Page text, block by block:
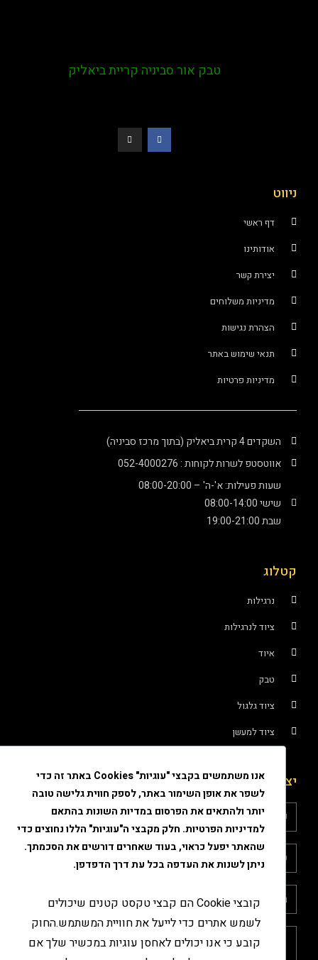
טבק אור סביניה קריית ביאליק
ניווט
דף ראשי
אודותינו
יצירת קשר
מדיניות משלוחים
הצהרת נגישות
תנאי שימוש באתר
מדיניות פרטיות
השקדים 4 קרית ביאליק (בתוך מרכז סביניה)
אווטסטפ לשרות לקוחות : 052-4000276
שעות פעילות: א'-ה' – 08:00-20:00
שישי 08:00-14:00
שבת 19:00-21:00
קטלוג
נרגילות
ציוד לנרגילות
איוד
טבק
ציוד גלגול
ציוד למעשן
יצירת קשר
אנו משתמשים בקבצי "עוגיות" Cookies באתר זה כדי
לשפר את אופן השימור באתר, לספק חווית גלישה טובה
יותר ולהתאים את הפרסום במדיות השונות בהתאם
למדיניות הפרטיות. חלק מקבצי ה"עוגיות" הללו נחוצים כדי
שהאתר יפעל כראוי, בעוד שאחרים דורשים את הסכמתך.
ניתן לשנות את העדפה בכל עת דרך הדפדפן.
קובצי Cookie הם קבצי טקסט קטנים שיכולים
לשמש אתרים כדי לייעל את חוויית המשתמש.החוק
קובע כי אנו יכולים לאחסן עוגיות במכשיר שלך אם